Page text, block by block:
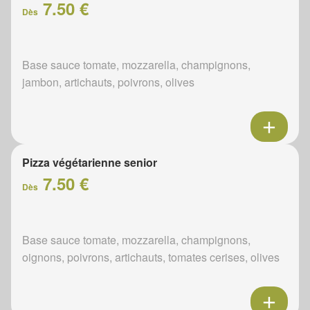
Dès 7.50 €
Base sauce tomate, mozzarella, champignons,
jambon, artichauts, poivrons, olives
Pizza végétarienne senior
Dès 7.50 €
Base sauce tomate, mozzarella, champignons,
oignons, poivrons, artichauts, tomates cerises, olives